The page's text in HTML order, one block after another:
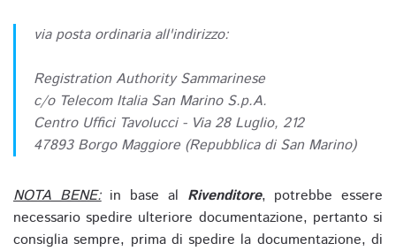
via posta ordinaria all'indirizzo:
Registration Authority Sammarinese
c/o Telecom Italia San Marino S.p.A.
Centro Uffici Tavolucci - Via 28 Luglio, 212
47893 Borgo Maggiore (Repubblica di San Marino)
NOTA BENE:in base al Rivenditore, potrebbe essere
necessario spedire ulteriore documentazione, pertanto si
consiglia sempre, prima di spedire la documentazione, di